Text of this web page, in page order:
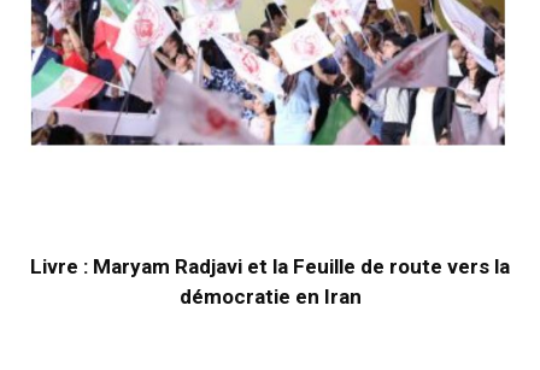
Livre : Maryam Radjavi et la Feuille de route vers la
démocratie en Iran